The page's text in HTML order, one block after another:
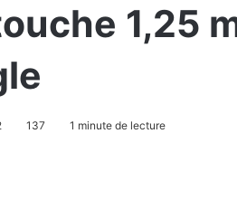
1,25
137 1 minute de lecture